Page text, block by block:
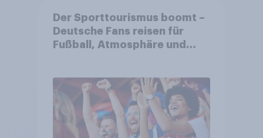
Der Sporttourismus boomt –
Deutsche Fans reisen für
Fußball, Atmosphäre und